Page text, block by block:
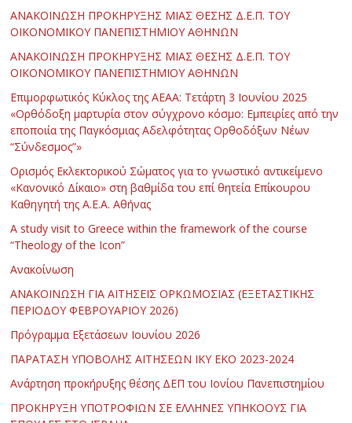
ΑΝΑΚΟΙΝΩΣΗ ΠΡΟΚΗΡΥΞΗΣ ΜΙΑΣ ΘΕΣΗΣ Δ.Ε.Π. ΤΟΥ
ΟΙΚΟΝΟΜΙΚΟΥ ΠΑΝΕΠΙΣΤΗΜΙΟΥ ΑΘΗΝΩΝ
ΑΝΑΚΟΙΝΩΣΗ ΠΡΟΚΗΡΥΞΗΣ ΜΙΑΣ ΘΕΣΗΣ Δ.Ε.Π. ΤΟΥ
ΟΙΚΟΝΟΜΙΚΟΥ ΠΑΝΕΠΙΣΤΗΜΙΟΥ ΑΘΗΝΩΝ
Επιμορφωτικός Κύκλος της ΑΕΑΑ: Τετάρτη 3 Ιουνίου 2025
«Ορθόδοξη μαρτυρία στον σύγχρονο κόσμο: Εμπειρίες από την
εποποιία της Παγκόσμιας Αδελφότητας Ορθοδόξων Νέων
“Σύνδεσμος”»
Ορισμός Εκλεκτορικού Σώματος για το γνωστικό αντικείμενο
«Κανονικό Δίκαιο» στη βαθμίδα του επί θητεία Επίκουρου
Καθηγητή της Α.Ε.Α. Αθήνας
Α study visit to Greece within the framework of the course
“Theology of the Icon”
Ανακοίνωση
ΑΝΑΚΟΙΝΩΣΗ ΓΙΑ ΑΙΤΗΣΕΙΣ ΟΡΚΩΜΟΣΙΑΣ (ΕΞΕΤΑΣΤΙΚΗΣ
ΠΕΡΙΟΔΟΥ ΦΕΒΡΟΥΑΡΙΟΥ 2026)
Πρόγραμμα Εξετάσεων Ιουνίου 2026
ΠΑΡΑΤΑΣΗ ΥΠΟΒΟΛΗΣ ΑΙΤΗΣΕΩΝ ΙΚΥ ΕΚΟ 2023-2024
Ανάρτηση προκήρυξης θέσης ΔΕΠ του Ιονίου Πανεπιστημίου
ΠΡΟΚΗΡΥΞΗ ΥΠΟΤΡΟΦΙΩΝ ΣΕ ΕΛΛΗΝΕΣ ΥΠΗΚΟΟΥΣ ΓΙΑ